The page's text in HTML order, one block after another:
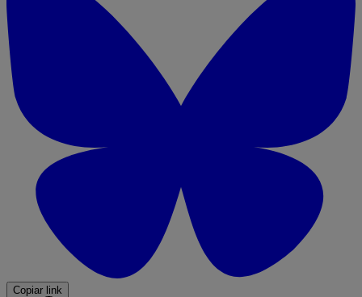
Copiar link